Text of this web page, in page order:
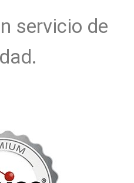
servicio de